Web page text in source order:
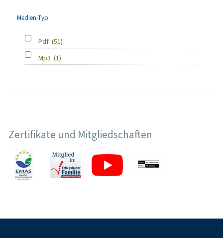
Medien-Typ
Pdf (51)
Mp3 (1)
Zertifikate und Mitgliedschaften